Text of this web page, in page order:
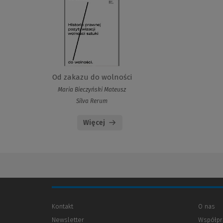
Od zakazu do wolności
Maria Bieczyński Mateusz
Silva Rerum
Więcej
Kontakt
Newsletter
O nas